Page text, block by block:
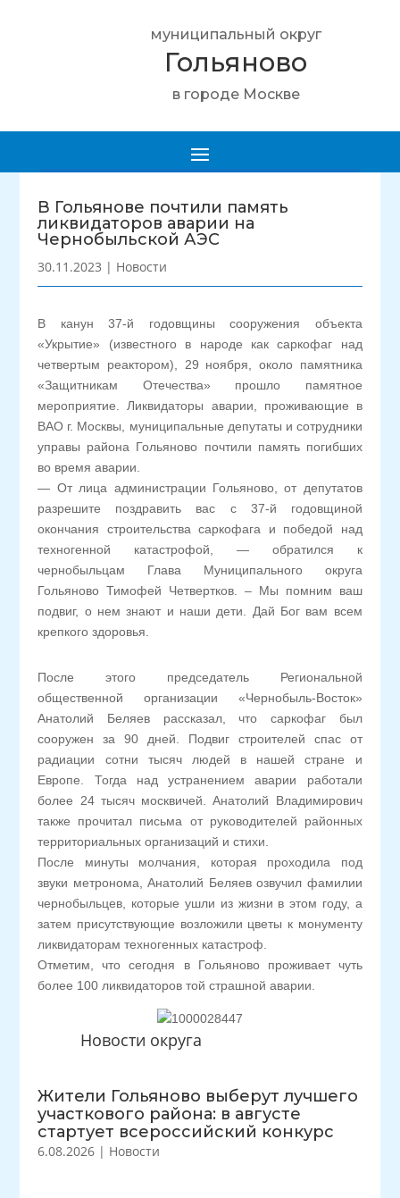
муниципальный округ
Гольяново
в городе Москве
Новости округа
Жители Гольяново выберут лучшего
участкового района: в августе
стартует всероссийский конкурс
6.08.2026 | Новости
В Гольянове почтили память
ликвидаторов аварии на
Чернобыльской АЭС
30.11.2023 | Новости
В канун 37-й годовщины сооружения объекта
«Укрытие» (известного в народе как саркофаг над
четвертым реактором), 29 ноября, около памятника
«Защитникам Отечества» прошло памятное
мероприятие. Ликвидаторы аварии, проживающие в
ВАО г. Москвы, муниципальные депутаты и сотрудники
управы района Гольяново почтили память погибших
во время аварии.
— От лица администрации Гольяново, от депутатов
разрешите поздравить вас с 37-й годовщиной
окончания строительства саркофага и победой над
техногенной катастрофой, — обратился к
чернобыльцам Глава Муниципального округа
Гольяново Тимофей Четвертков. – Мы помним ваш
подвиг, о нем знают и наши дети. Дай Бог вам всем
крепкого здоровья.
После этого председатель Региональной
общественной организации «Чернобыль-Восток»
Анатолий Беляев рассказал, что саркофаг был
сооружен за 90 дней. Подвиг строителей спас от
радиации сотни тысяч людей в нашей стране и
Европе. Тогда над устранением аварии работали
более 24 тысяч москвичей. Анатолий Владимирович
также прочитал письма от руководителей районных
территориальных организаций и стихи.
После минуты молчания, которая проходила под
звуки метронома, Анатолий Беляев озвучил фамилии
чернобыльцев, которые ушли из жизни в этом году, а
затем присутствующие возложили цветы к монументу
ликвидаторам техногенных катастроф.
Отметим, что сегодня в Гольяново проживает чуть
более 100 ликвидаторов той страшной аварии.